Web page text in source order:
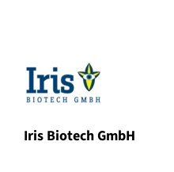
Iris Biotech GmbH